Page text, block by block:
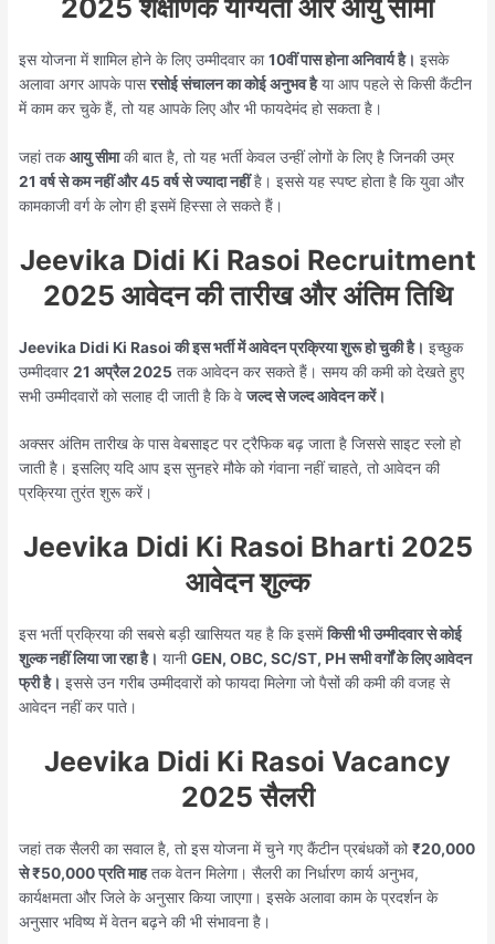
2025 शैक्षणिक योग्यता और आयु सीमा
इस योजना में शामिल होने के लिए उम्मीदवार का10वीं पास होना अनिवार्य है। इसके
अलावा अगर आपके पासरसोई संचालन का कोई अनुभव हैया आप पहले से किसी कैंटीन
में काम कर चुके हैं, तो यह आपके लिए और भी फायदेमंद हो सकता है।
जहां तकआयु सीमाकी बात है, तो यह भर्ती केवल उन्हीं लोगों के लिए है जिनकी उम्र
21 वर्ष से कम नहीं और 45 वर्ष से ज्यादा नहींहै। इससे यह स्पष्ट होता है कि युवा और
कामकाजी वर्ग के लोग ही इसमें हिस्सा ले सकते हैं।
Jeevika Didi Ki Rasoi Recruitment
2025 आवेदन की तारीख और अंतिम तिथि
Jeevika Didi Ki Rasoi की इस भर्ती में आवेदन प्रक्रिया शुरू हो चुकी है। इच्छुक
उम्मीदवार21 अप्रैल 2025 तक आवेदन कर सकते हैं। समय की कमी को देखते हुए
सभी उम्मीदवारों को सलाह दी जाती है कि वेजल्द से जल्द आवेदन करें।
अक्सर अंतिम तारीख के पास वेबसाइट पर ट्रैफिक बढ़ जाता है जिससे साइट स्लो हो
जाती है। इसलिए यदि आप इस सुनहरे मौके को गंवाना नहीं चाहते, तो आवेदन की
प्रक्रिया तुरंत शुरू करें।
Jeevika Didi Ki Rasoi Bharti 2025
आवेदन शुल्क
इस भर्ती प्रक्रिया की सबसे बड़ी खासियत यह है कि इसमेंकिसी भी उम्मीदवार से कोई
शुल्क नहीं लिया जा रहा है। यानीGEN, OBC, SC/ST, PH सभी वर्गों के लिए आवेदन
फ्री है। इससे उन गरीब उम्मीदवारों को फायदा मिलेगा जो पैसों की कमी की वजह से
आवेदन नहीं कर पाते।
Jeevika Didi Ki Rasoi Vacancy
2025 सैलरी
जहां तक सैलरी का सवाल है, तो इस योजना में चुने गए कैंटीन प्रबंधकों को₹20,000
से ₹50,000 प्रति माहतक वेतन मिलेगा। सैलरी का निर्धारण कार्य अनुभव,
कार्यक्षमता और जिले के अनुसार किया जाएगा। इसके अलावा काम के प्रदर्शन के
अनुसार भविष्य में वेतन बढ़ने की भी संभावना है।